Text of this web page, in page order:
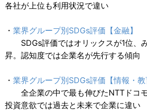
各社が上位も利用状況で違い
・ 業界グループ別SDGs評価【金融】
SDGs評価ではオリックスが1位、
昇。認知度では企業名が先行する傾向
・ 業界グループ別SDGs評価【情報・教
全企業の中で最も伸びたNTTドコモ
投資意欲では過去と未来で企業に違い